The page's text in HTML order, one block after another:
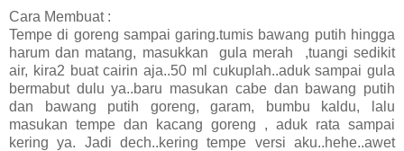
Cara Membuat :
Tempe di goreng sampai garing.tumis bawang putih hingga
harum dan matang, masukkan gula merah ,tuangi sedikit
air, kira2 buat cairin aja..50 ml cukuplah..aduk sampai gula
bermabut dulu ya..baru masukan cabe dan bawang putih
dan bawang putih goreng, garam, bumbu kaldu, lalu
masukan tempe dan kacang goreng , aduk rata sampai
kering ya. Jadi dech..kering tempe versi aku..hehe..awet